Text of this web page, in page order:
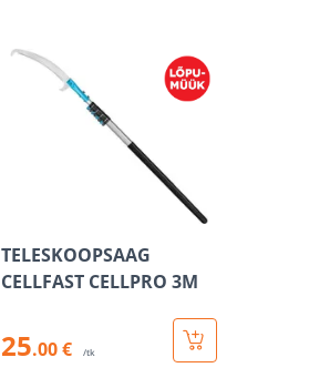
TELESKOOPSAAG
CELLFAST CELLPRO 3M
25.00 € /tk